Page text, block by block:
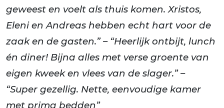
geweest en voelt als thuis komen. Xristos,
Eleni en Andreas hebben echt hart voor de
zaak en de gasten.” – “Heerlijk ontbijt, lunch
én diner! Bijna alles met verse groente van
eigen kweek en vlees van de slager.” –
“Super gezellig. Nette, eenvoudige kamer
met prima bedden”